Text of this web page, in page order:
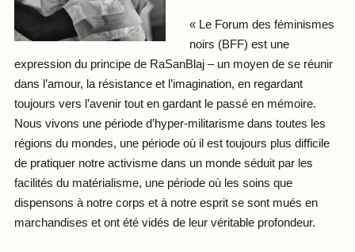
« Le Forum des féminismes
noirs (BFF) est une
expression du principe de RaSanBlaj – un moyen de se réunir
dans l’amour, la résistance et l’imagination, en regardant
toujours vers l’avenir tout en gardant le passé en mémoire.
Nous vivons une période d’hyper-militarisme dans toutes les
régions du mondes, une période où il est toujours plus difficile
de pratiquer notre activisme dans un monde séduit par les
facilités du matérialisme, une période où les soins que
dispensons à notre corps et à notre esprit se sont mués en
marchandises et ont été vidés de leur véritable profondeur.